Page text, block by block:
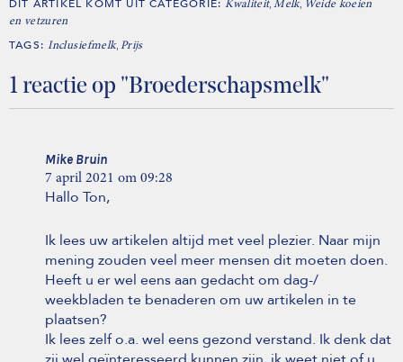
DIT ARTIKEL KOMT UIT CATEGORIE:Kwaliteit,Melk, Weide koeien
en vetzuren
TAGS:Inclusiefmelk, Prijs
1 reactie op "Broederschapsmelk"
Mike Bruin
7 april 2021 om 09:28
Hallo Ton,
Ik lees uw artikelen altijd met veel plezier. Naar mijn
mening zouden veel meer mensen dit moeten doen.
Heeft u er wel eens aan gedacht om dag-/
weekbladen te benaderen om uw artikelen in te
plaatsen?
Ik lees zelf o.a. wel eens gezond verstand. Ik denk dat